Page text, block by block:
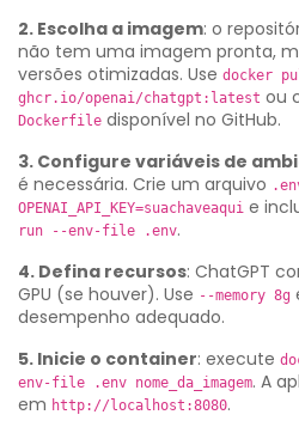
2. Escolha a imagem: o
não tem uma imagem pronta,
versões otimizadas. Use docker
ghcr.io/openai/chatgpt:latest ou
Dockerfile disponível no GitHub.
3. Configure variáveis de
é necessária. Crie um arquivo
OPENAI_API_KEY=suachaveaqui e
run --env-file .env.
4. Defina recursos: ChatGPT
GPU (se houver). Use --memory 8g
desempenho adequado.
5. Inicie o container: execute
env-file .env nome_da_imagem. A
em http://localhost:8080.